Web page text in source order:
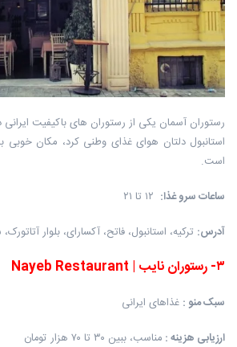
رستوران آسمان یکی از رستوران های باکیفیت ایرانی
استانبول دلتان هوای غذای وطنی کرد، مکان خوبی
است.
ساعات سرو غذا:
آدرس: ترکیه، استانبول، فاتح، آکسارای، بلوار آتاتورک،
۳-رستوران نایب |
سبک منو: غذاهای ایرانی
ارزیابی هزینه: مناسب، ببین ۳۰ تا ۷۰ هزار تومان